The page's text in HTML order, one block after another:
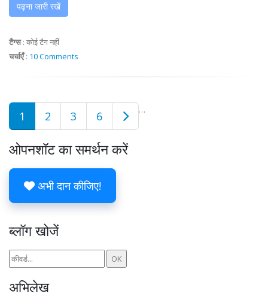
पढ़ना जारी रखें
टैग्स: कोई टैग नहीं
चर्चाएँ: 10 Comments
1 2 3 …
6
ओपनशॉट का समर्थन करें
अभी दान कीजिए!
ब्लॉग खोजें
अभिलेख